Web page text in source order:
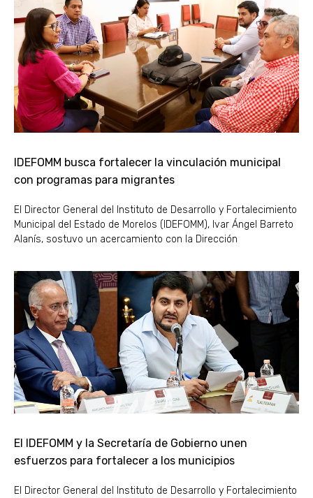
IDEFOMM busca fortalecer la vinculación municipal
con programas para migrantes
El Director General del Instituto de Desarrollo y Fortalecimiento
Municipal del Estado de Morelos (IDEFOMM), Ivar Ángel Barreto
Alanís, sostuvo un acercamiento con la Dirección
El IDEFOMM y la Secretaría de Gobierno unen
esfuerzos para fortalecer a los municipios
El Director General del Instituto de Desarrollo y Fortalecimiento